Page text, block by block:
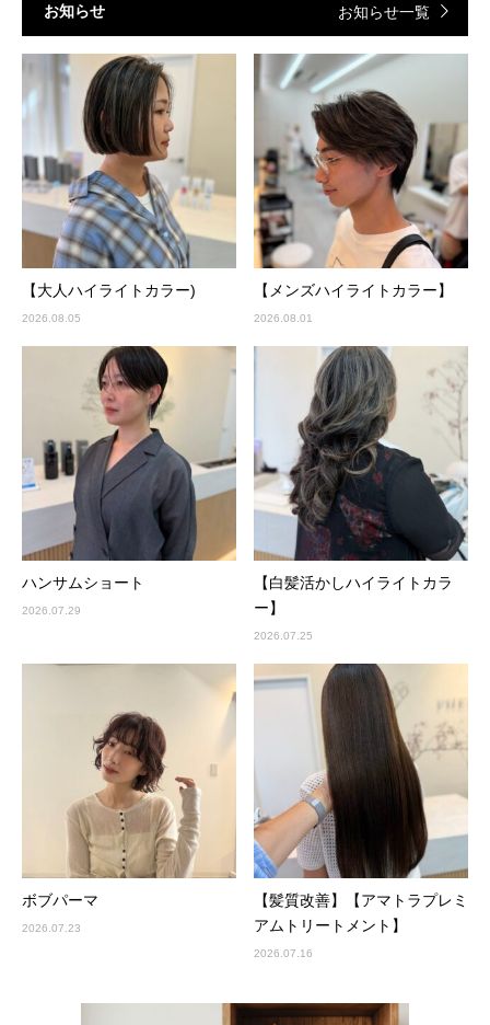
お知らせ お知らせ一覧
【大人ハイライトカラー)
2026.08.05
【メンズハイライトカラー】
2026.08.01
ハンサムショート
2026.07.29
【白髪活かしハイライトカラ
ー】
2026.07.25
ボブパーマ
2026.07.23
【髪質改善】【アマトラプレミ
アムトリートメント】
2026.07.16